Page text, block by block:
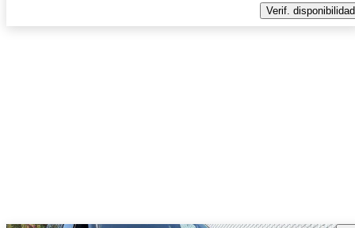
Verif. disponibilidad